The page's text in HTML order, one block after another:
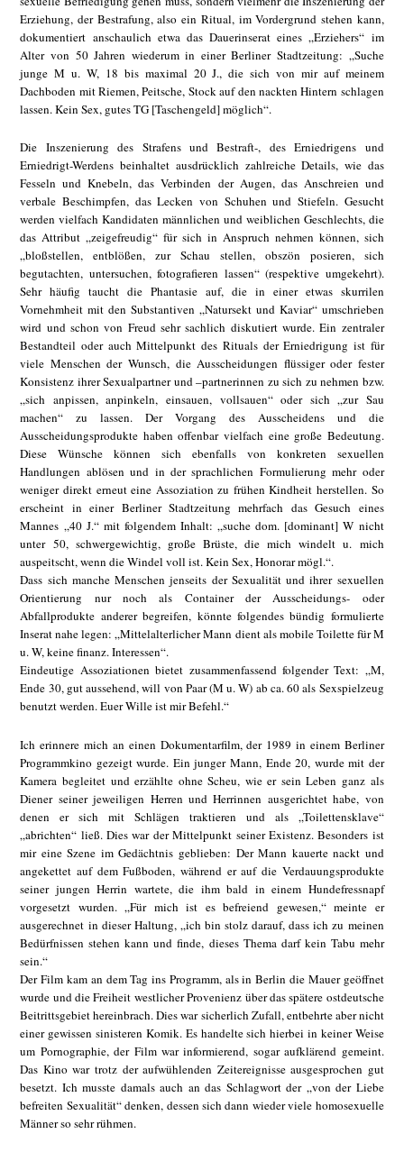
Erziehung, der Bestrafung, also ein Ritual, im Vordergrund stehen kann,
dokumentiert anschaulich etwa das Dauerinserat eines „Erziehers“ im
Alter von 50 Jahren wiederum in einer Berliner Stadtzeitung: „Suche
junge M u. W, 18 bis maximal 20 J., die sich von mir auf meinem
Dachboden mit Riemen, Peitsche, Stock auf den nackten Hintern schlagen
lassen. Kein Sex, gutes TG [Taschengeld] möglich“.
Die Inszenierung des Strafens und Bestraft-, des Erniedrigens und
Erniedrigt-Werdens beinhaltet ausdrücklich zahlreiche Details, wie das
Fesseln und Knebeln, das Verbinden der Augen, das Anschreien und
verbale Beschimpfen, das Lecken von Schuhen und Stiefeln. Gesucht
werden vielfach Kandidaten männlichen und weiblichen Geschlechts, die
das Attribut „zeigefreudig“ für sich in Anspruch nehmen können, sich
„bloßstellen, entblößen, zur Schau stellen, obszön posieren, sich
begutachten, untersuchen, fotografieren lassen“ (respektive umgekehrt).
Sehr häufig taucht die Phantasie auf, die in einer etwas skurrilen
Vornehmheit mit den Substantiven „Natursekt und Kaviar“ umschrieben
wird und schon von Freud sehr sachlich diskutiert wurde. Ein zentraler
Bestandteil oder auch Mittelpunkt des Rituals der Erniedrigung ist für
viele Menschen der Wunsch, die Ausscheidungen flüssiger oder fester
Konsistenz ihrer Sexualpartner und –partnerinnen zu sich zu nehmen bzw.
„sich anpissen, anpinkeln, einsauen, vollsauen“ oder sich „zur Sau
machen“ zu lassen. Der Vorgang des Ausscheidens und die
Ausscheidungsprodukte haben offenbar vielfach eine große Bedeutung.
Diese Wünsche können sich ebenfalls von konkreten sexuellen
Handlungen ablösen und in der sprachlichen Formulierung mehr oder
weniger direkt erneut eine Assoziation zu frühen Kindheit herstellen. So
erscheint in einer Berliner Stadtzeitung mehrfach das Gesuch eines
Mannes „40 J.“ mit folgendem Inhalt: „suche dom. [dominant] W nicht
unter 50, schwergewichtig, große Brüste, die mich windelt u. mich
auspeitscht, wenn die Windel voll ist. Kein Sex, Honorar mögl.“.
Dass sich manche Menschen jenseits der Sexualität und ihrer sexuellen
Orientierung nur noch als Container der Ausscheidungs- oder
Abfallprodukte anderer begreifen, könnte folgendes bündig formulierte
Inserat nahe legen: „Mittelalterlicher Mann dient als mobile Toilette für M
u. W, keine finanz. Interessen“.
Eindeutige Assoziationen bietet zusammenfassend folgender Text: „M,
Ende 30, gut aussehend, will von Paar (M u. W) ab ca. 60 als Sexspielzeug
benutzt werden. Euer Wille ist mir Befehl.“
Ich erinnere mich an einen Dokumentarfilm, der 1989 in einem Berliner
Programmkino gezeigt wurde. Ein junger Mann, Ende 20, wurde mit der
Kamera begleitet und erzählte ohne Scheu, wie er sein Leben ganz als
Diener seiner jeweiligen Herren und Herrinnen ausgerichtet habe, von
denen er sich mit Schlägen traktieren und als „Toilettensklave“
„abrichten“ ließ. Dies war der Mittelpunkt seiner Existenz. Besonders ist
mir eine Szene im Gedächtnis geblieben: Der Mann kauerte nackt und
angekettet auf dem Fußboden, während er auf die Verdauungsprodukte
seiner jungen Herrin wartete, die ihm bald in einem Hundefressnapf
vorgesetzt wurden. „Für mich ist es befreiend gewesen,“ meinte er
ausgerechnet in dieser Haltung, „ich bin stolz darauf, dass ich zu meinen
Bedürfnissen stehen kann und finde, dieses Thema darf kein Tabu mehr
sein.“
Der Film kam an dem Tag ins Programm, als in Berlin die Mauer geöffnet
wurde und die Freiheit westlicher Provenienz über das spätere ostdeutsche
Beitrittsgebiet hereinbrach. Dies war sicherlich Zufall, entbehrte aber nicht
einer gewissen sinisteren Komik. Es handelte sich hierbei in keiner Weise
um Pornographie, der Film war informierend, sogar aufklärend gemeint.
Das Kino war trotz der aufwühlenden Zeitereignisse ausgesprochen gut
besetzt. Ich musste damals auch an das Schlagwort der „von der Liebe
befreiten Sexualität“ denken, dessen sich dann wieder viele homosexuelle
Männer so sehr rühmen.